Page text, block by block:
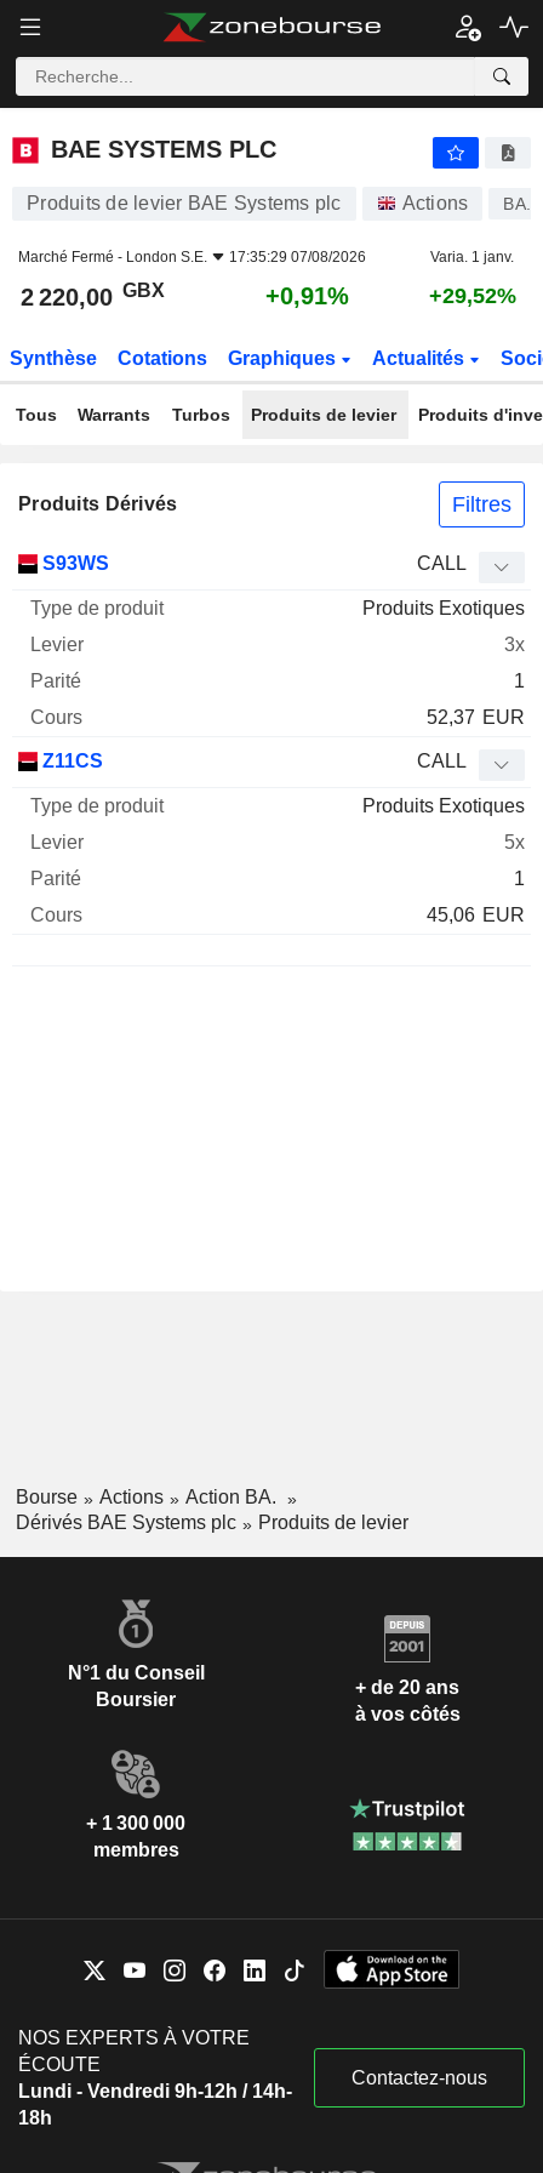
BAE SYSTEMS PLC
BAE SYSTEMS PLC
Produits de levier BAE Systems plc Actions BA.
Marché Fermé - London S.E. 17:35:29 07/08/2026 Varia. 1 janv.
2 220,00 GBX +0,91% +29,52%
Synthèse Cotations Graphiques Actualités
Tous Warrants Turbos Produits de levier Produits
Produits Dérivés Filtres
Mnemo Type produit
Cours
S93WS CALL
Produits Exotiques
3x
1
52,37 EUR
Z11CS CALL
Produits Exotiques
5x
1
45,06 EUR
Bourse Actions
Action BA.
Dérivés BAE Systems plc
Produits de levier
N°1 du Conseil
Boursier
+ de 20 ans
à vos côtés
+ 1 300 000
membres
NOS EXPERTS À VOTRE
ÉCOUTE
Lundi - Vendredi 9h-12h / 14h-
18h
Contactez-nous